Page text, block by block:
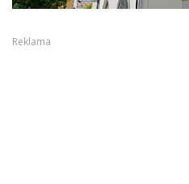
Reklama